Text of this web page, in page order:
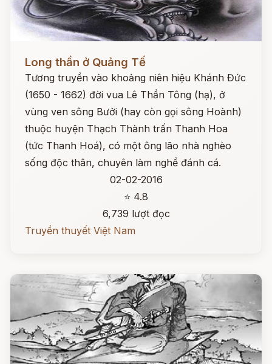
Long thần ở Quảng Tế
Tương truyền vào khoảng niên hiệu Khánh Đức
(1650 - 1662) đời vua Lê Thần Tông (hạ), ở
vùng ven sông Bưởi (hay còn gọi sông Hoành)
thuộc huyện Thạch Thành trấn Thanh Hoa
(tức Thanh Hoá), có một ông lão nhà nghèo
sống độc thân, chuyên làm nghề đánh cá.
02-02-2016
⭐ 4.8
6,739 lượt đọc
Truyền thuyết Việt Nam